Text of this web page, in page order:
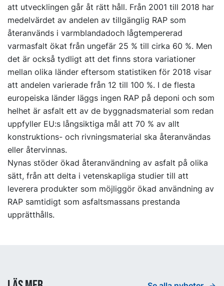
att utvecklingen går åt rätt håll. Från 2001 till 2018 har
medelvärdet av andelen av tillgänglig RAP som
återanvänds i varmblandadoch lågtempererad
varmasfalt ökat från ungefär 25 % till cirka 60 %. Men
det är också tydligt att det finns stora variationer
mellan olika länder eftersom statistiken för 2018 visar
att andelen varierade från 12 till 100 %. I de flesta
europeiska länder läggs ingen RAP på deponi och som
helhet är asfalt ett av de byggnadsmaterial som redan
uppfyller EU:s långsiktiga mål att 70 % av allt
konstruktions- och rivningsmaterial ska återanvändas
eller återvinnas.
Nynas stöder ökad återanvändning av asfalt på olika
sätt, från att delta i vetenskapliga studier till att
leverera produkter som möjliggör ökad användning av
RAP samtidigt som asfaltsmassans prestanda
upprätthålls.